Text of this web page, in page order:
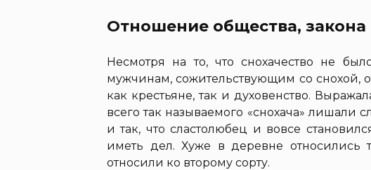
Отношение общества, закона
Несмотря на то, что снохачество не
мужчинам, сожительствующим со снохой,
как крестьяне, так и духовенство.
всего так называемого «снохача» лишали
и так, что сластолюбец и вовсе
иметь дел. Хуже в деревне относились
относили ко второму сорту.